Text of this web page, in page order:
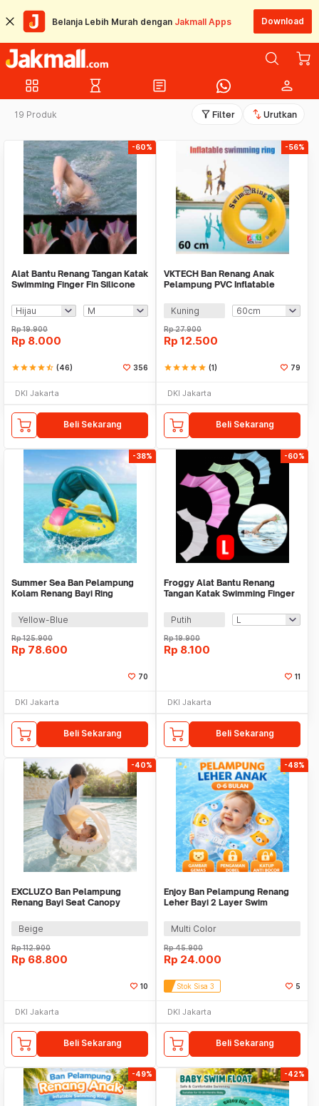
Belanja Lebih Murah dengan Jakmall Apps Download
grid_view hourglass_empty article person
19 Produk filter_alt Filter swap_vert Urutkan
-60%
Alat Bantu Renang Tangan Katak
Swimming Finger Fin Silicone
Rp19.900
Rp 8.000
starstarstarstarstar_half (46) 356
DKI Jakarta
Beli Sekarang
-56%
VKTECH Ban Renang Anak
Pelampung PVC Inflatable
Kuning
Rp27.900
Rp 12.500
starstarstarstarstar (1) 79
DKI Jakarta
Beli Sekarang
-38%
Summer Sea Ban Pelampung
Kolam Renang Bayi Ring
Yellow-Blue
Rp125.900
Rp 78.600
70
DKI Jakarta
Beli Sekarang
-60%
Froggy Alat Bantu Renang
Tangan Katak Swimming Finger
Putih
Rp19.900
Rp 8.100
11
DKI Jakarta
Beli Sekarang
-40%
EXCLUZO Ban Pelampung
Renang Bayi Seat Canopy
6111
Beige
Rp112.900
Rp 68.800
10
DKI Jakarta
Beli Sekarang
-48%
Enjoy Ban Pelampung Renang
Leher Bayi 2 Layer Swim
Multi Color
Rp45.900
Rp 24.000
Stok Sisa 3 5
DKI Jakarta
Beli Sekarang
-49% -42%